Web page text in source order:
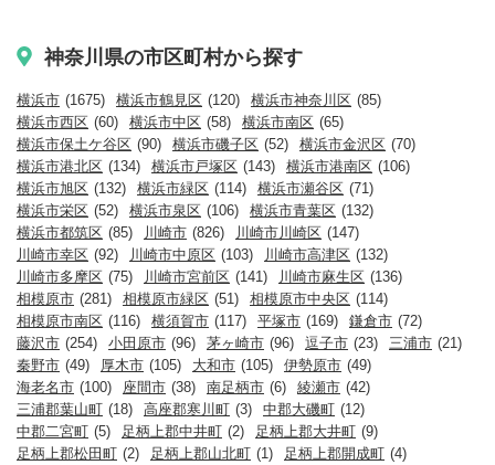
神奈川県の市区町村から探す
横浜市 (1675) 横浜市鶴見区 (120) 横浜市神奈川区 (85)
横浜市西区 (60) 横浜市中区 (58) 横浜市南区 (65)
横浜市保土ケ谷区 (90) 横浜市磯子区 (52) 横浜市金沢区 (70)
横浜市港北区 (134) 横浜市戸塚区 (143) 横浜市港南区 (106)
横浜市旭区 (132) 横浜市緑区 (114) 横浜市瀬谷区 (71)
横浜市栄区 (52) 横浜市泉区 (106) 横浜市青葉区 (132)
横浜市都筑区 (85) 川崎市 (826) 川崎市川崎区 (147)
川崎市幸区 (92) 川崎市中原区 (103) 川崎市高津区 (132)
川崎市多摩区 (75) 川崎市宮前区 (141) 川崎市麻生区 (136)
相模原市 (281) 相模原市緑区 (51) 相模原市中央区 (114)
相模原市南区 (116) 横須賀市 (117) 平塚市 (169) 鎌倉市 (72)
藤沢市 (254) 小田原市 (96) 茅ヶ崎市 (96) 逗子市 (23) 三浦市 (21)
秦野市 (49) 厚木市 (105) 大和市 (105) 伊勢原市 (49)
海老名市 (100) 座間市 (38) 南足柄市 (6) 綾瀬市 (42)
三浦郡葉山町 (18) 高座郡寒川町 (3) 中郡大磯町 (12)
中郡二宮町 (5) 足柄上郡中井町 (2) 足柄上郡大井町 (9)
足柄上郡松田町 (2) 足柄上郡山北町 (1) 足柄上郡開成町 (4)